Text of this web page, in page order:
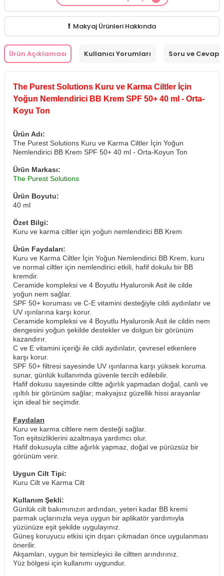
Makyaj Kategorisine Özel Fiyatİdea Derma
Makyaj Ürünü Siparişinizdeİnnova Wash Gel
Makyaj Ürünleri Hakkında
Ürün Açıklaması Kullanıcı Yorumları Soru ve Cevap
The Purest Solutions Kuru ve Karma Ciltler İçin
Yoğun Nemlendirici BB Krem SPF 50+ 40 ml - Orta-
Koyu Ton
Ürün Adı:
The Purest Solutions Kuru ve Karma Ciltler İçin Yoğun
Nemlendirici BB Krem SPF 50+ 40 ml - Orta-Koyun Ton
Ürün Markası:
The Purest Solutions
Ürün Boyutu:
40 ml
Özet Bilgi:
Kuru ve karma ciltler için yoğun nemlendirici BB Krem
Ürün Faydaları:
Kuru ve Karma Ciltler İçin Yoğun Nemlendirici BB Krem, kuru
ve normal ciltler için nemlendirici etkili, hafif dokulu bir BB
kremdir.
Ceramide kompleksi ve 4 Boyutlu Hyaluronik Asit ile cilde
yoğun nem sağlar.
SPF 50+ koruması ve C-E vitamini desteğiyle cildi aydınlatır ve
UV ışınlarına karşı korur.
Ceramide kompleksi ve 4 Boyutlu Hyaluronik Asit ile cildin nem
dengesini yoğun şekilde destekler ve dolgun bir görünüm
kazandırır.
C ve E vitamini içeriği ile cildi aydınlatır, çevresel etkenlere
karşı korur.
SPF 50+ filtresi sayesinde UV ışınlarına karşı yüksek koruma
sunar, günlük kullanımda güvenle tercih edilebilir.
Hafif dokusu sayesinde ciltte ağırlık yapmadan doğal, canlı ve
ışıltılı bir görünüm sağlar; makyajsız güzellik hissi arayanlar
için ideal bir seçimdir.
Faydaları
Kuru ve karma ciltlere nem desteği sağlar.
Ton eşitsizliklerini azaltmaya yardımcı olur.
Hafif dokusuyla ciltte ağırlık yapmaz, doğal ve pürüzsüz bir
görünüm verir.
Uygun Cilt Tipi:
Kuru Cilt ve Karma Cilt
Kullanım Şekli:
Günlük cilt bakımınızın ardından, yeteri kadar BB kremi
parmak uçlarınızla veya uygun bir aplikatör yardımıyla
yüzünüze eşit şekilde uygulayınız.
Güneş koruyucu etkisi için dışarı çıkmadan önce uygulanması
önerilir.
Akşamları, uygun bir temizleyici ile ciltten arındırınız.
​Yüz bölgesi için kullanımı uygundur.